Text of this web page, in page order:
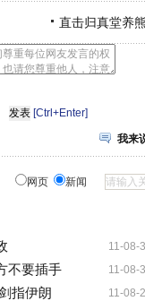
直击归真堂养
[Ctrl+Enter]
我来
网页 新闻
11-08-
11-08-
不要插手
11-08-
指伊朗